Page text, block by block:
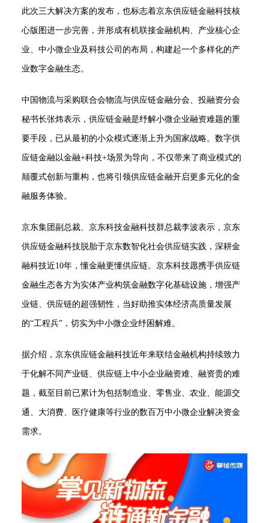
此次三大解决方案的发布，也标志着京东供应链金融科技核
心版图进一步完善，并形成有机联接金融机构、产业核心企
业、中小微企业及科技公司的布局，构建起一个多样化的产
业数字金融生态。
中国物流与采购联合会物流与供应链金融分会、投融资分会
秘书长张炜表示，供应链金融是纾解小微企业融资难题的重
要手段，已从最初的小众模式逐渐上升为国家战略。数字供
应链金融以金融+科技+场景为导向，不仅带来了商业模式的
颠覆式创新与重构，也将引领供应链金融开启更多元化的金
融服务体验。
京东集团副总裁、京东科技金融科技群总裁李波表示，京东
供应链金融科技脱胎于京东数智化社会供应链实践，深耕金
融科技近10年，懂金融更懂供应链。京东科技愿携手供应链
金融生态各方为实体产业构筑金融数字化基础设施，增强产
业链、供应链的超强韧性，当好助推实体经济高质量发展
的“工程兵”，切实为中小微企业纾困解难。
据介绍，京东供应链金融科技近年来联结金融机构持续致力
于化解不同产业链、供应链上中小企业融资难、融资贵的难
题，截至目前已累计为包括制造业、零售业、农业、能源交
通、大消费、医疗健康等行业的数百万中小微企业解决资金
需求。